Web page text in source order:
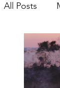
All Posts
LOISIRS